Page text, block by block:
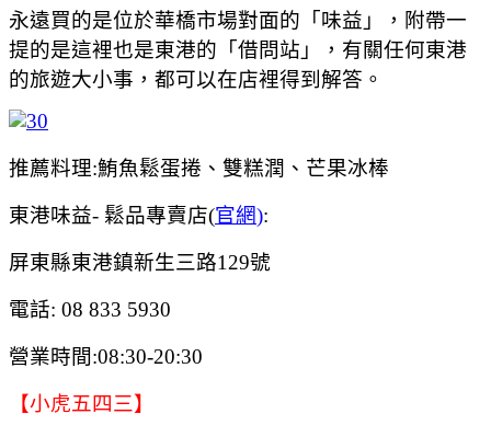
永遠買的是位於華橋市場對面的「味益」，附帶一
提的是這裡也是東港的「借問站」，有關任何東港
的旅遊大小事，都可以在店裡得到解答。
推薦料理:鮪魚鬆蛋捲、雙糕潤、芒果冰棒
東港味益- 鬆品專賣店(官網):
屏東縣東港鎮新生三路129號
電話: 08 833 5930
營業時間:08:30-20:30
【小虎五四三】